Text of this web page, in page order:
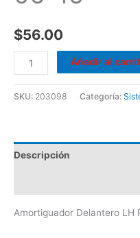
$56.00
Añadir al
SKU: 203098 Categoría:
Descripción
Amortiguador Delantero LH